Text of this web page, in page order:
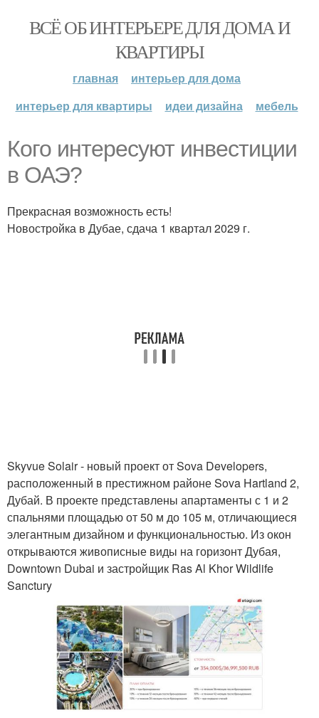
ВСЁ ОБ ИНТЕРЬЕРЕ ДЛЯ ДОМА И
КВАРТИРЫ
главная
интерьер для дома
интерьер для квартиры
идеи дизайна мебель
Кого интересуют инвестиции
в ОАЭ?
Прекрасная возможность есть!
Новостройка в Дубае, сдача 1 квартал 2029 г.
Skyvue Solair - новый проект от Sova Developers,
расположенный в престижном районе Sova Hartland 2,
Дубай. В проекте представлены апартаменты с 1 и 2
спальнями площадью от 50 м до 105 м, отличающиеся
элегантным дизайном и функциональностью. Из окон
открываются живописные виды на горизонт Дубая,
Downtown Dubai и застройщик Ras Al Khor Wildlife
Sanctury